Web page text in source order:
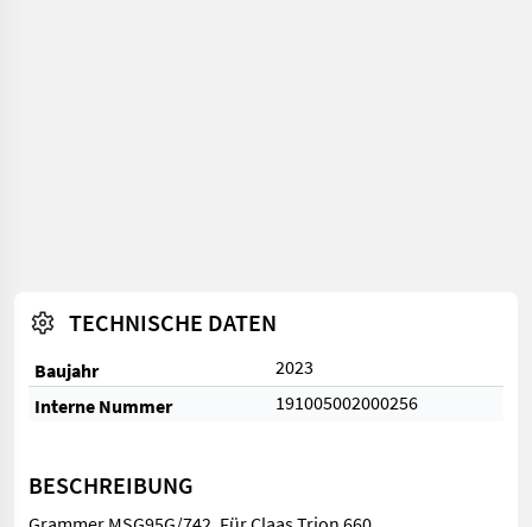
TECHNISCHE DATEN
Baujahr
2023
Interne Nummer
191005002000256
BESCHREIBUNG